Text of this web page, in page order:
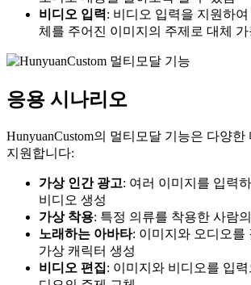
비디오 입력: 비디오 입력을 지원하
체를 주어진 이미지의 주제로 대체 가
응용 시나리오
HunyuanCustom의 멀티모달 기능은 다양
지원합니다:
가상 인간 광고: 여러 이미지를 입력
비디오 생성
가상 착용: 특정 의류를 착용한 사람
노래하는 아바타: 이미지와 오디오를
가상 캐릭터 생성
비디오 편집: 이미지와 비디오를 입력